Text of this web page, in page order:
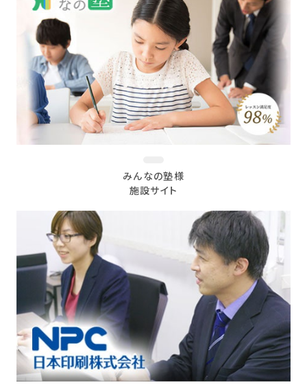
みんなの塾様
施設サイト